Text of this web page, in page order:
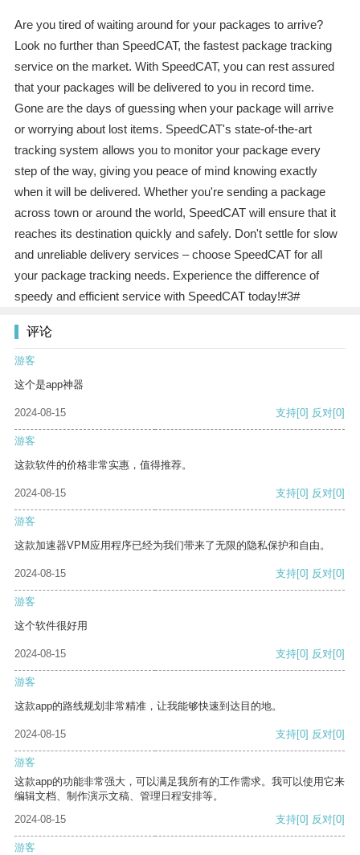
Are you tired of waiting around for your packages to arrive?
Look no further than SpeedCAT, the fastest package tracking
service on the market. With SpeedCAT, you can rest assured
that your packages will be delivered to you in record time.
Gone are the days of guessing when your package will arrive
or worrying about lost items. SpeedCAT's state-of-the-art
tracking system allows you to monitor your package every
step of the way, giving you peace of mind knowing exactly
when it will be delivered. Whether you're sending a package
across town or around the world, SpeedCAT will ensure that it
reaches its destination quickly and safely. Don't settle for slow
and unreliable delivery services – choose SpeedCAT for all
your package tracking needs. Experience the difference of
speedy and efficient service with SpeedCAT today!#3#
评论
游客
这个是app神器
2024-08-15 支持[0] 反对[0]
游客
这款软件的价格非常实惠，值得推荐。
2024-08-15 支持[0] 反对[0]
游客
这款加速器VPM应用程序已经为我们带来了无限的隐私保护和自由。
2024-08-15 支持[0] 反对[0]
游客
这个软件很好用
2024-08-15 支持[0] 反对[0]
游客
这款app的路线规划非常精准，让我能够快速到达目的地。
2024-08-15 支持[0] 反对[0]
游客
这款app的功能非常强大，可以满足我所有的工作需求。我可以使用它来
编辑文档、制作演示文稿、管理日程安排等。
2024-08-15
支持[0] 反对[0]
游客